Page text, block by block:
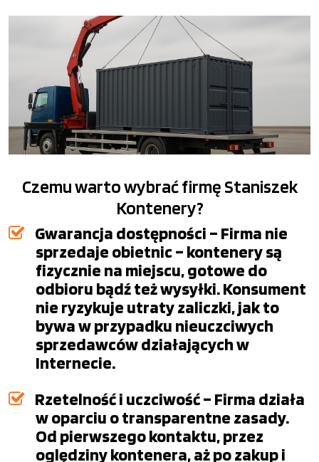
Czemu warto wybrać firmę Staniszek
Kontenery?
Gwarancja dostępności – Firma nie
sprzedaje obietnic – kontenery są
fizycznie na miejscu, gotowe do
odbioru bądź też wysyłki. Konsument
nie ryzykuje utraty zaliczki, jak to
bywa w przypadku nieuczciwych
sprzedawców działających w
Internecie.
Rzetelność i uczciwość – Firma działa
w oparciu o transparentne zasady.
Od pierwszego kontaktu, przez
oględziny kontenera, aż po zakup i